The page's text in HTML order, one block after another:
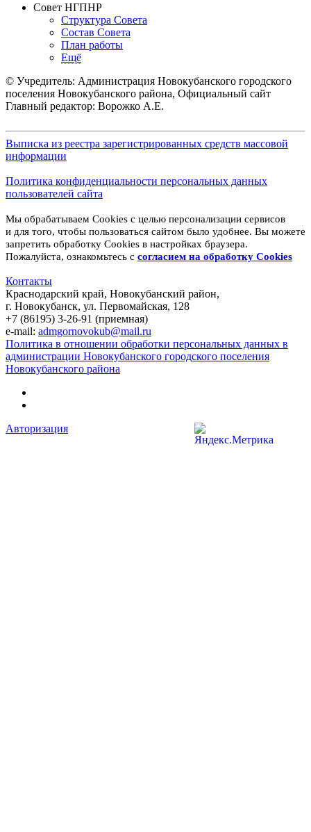
Совет НГПНР
Структура Совета
Состав Совета
План работы
Ещё
© Учредитель: Администрация Новокубанского городского
поселения Новокубанского района, Официальный сайт
Главный редактор: Ворожко А.Е.
Выписка из реестра зарегистрированных средств массовой
информации
Политика конфиденциальности персональных данных
пользователей сайта
Мы обрабатываем Cookies с целью персонализации сервисов
и для того, чтобы пользоваться сайтом было удобнее. Вы можете
запретить обработку Cookies в настройках браузера.
Пожалуйста, ознакомьтесь с согласием на обработку Cookies
Контакты
Краснодарский край, Новокубанский район,
г. Новокубанск, ул. Первомайская, 128
+7 (86195) 3-26-91 (приемная)
e-mail: admgornovokub@mail.ru
Политика в отношении обработки персональных данных в
администрации Новокубанского городского поселения
Новокубанского района
Авторизация